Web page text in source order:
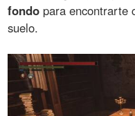
fondo para encontrarte
suelo.